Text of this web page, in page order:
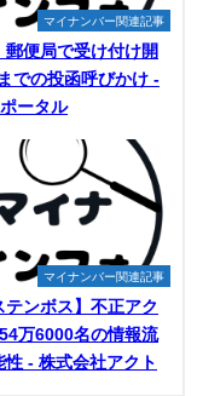
マイナンバー関連記事
郵便局で受け付け開
での投函呼びかけ -
ータル
マイナンバー関連記事
テンボス】不正アク
万6000名の情報流
性 - 株式会社アクト